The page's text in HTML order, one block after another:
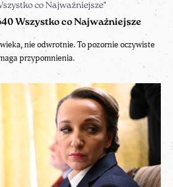
co Najważniejsze"
Wszystko co Najważniejsze
nie odwrotnie. To pozornie oczywiste
przypomnienia.